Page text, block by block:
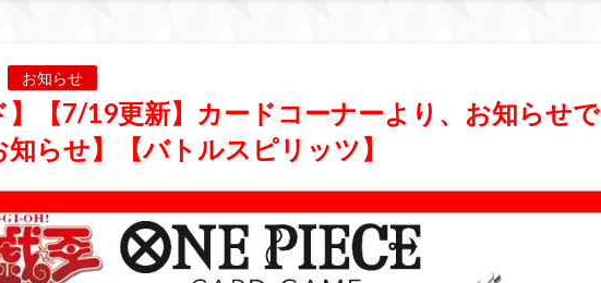
お知らせ
】【7/19更新】カードコーナーより、お知らせで
らせ】【バトルスピリッツ】